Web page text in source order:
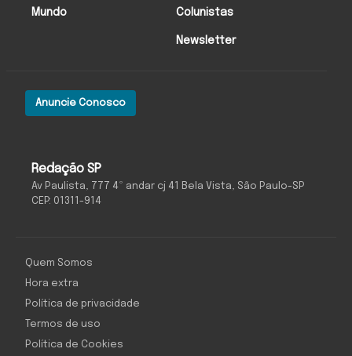
Redação SP
Av Paulista, 777 4º andar cj 41 Bela Vista, São Paulo-SP
CEP: 01311-914
Anuncie Conosco
Mundo Colunistas
Newsletter
Quem Somos
Hora extra
Política de privacidade
Termos de uso
Política de Cookies